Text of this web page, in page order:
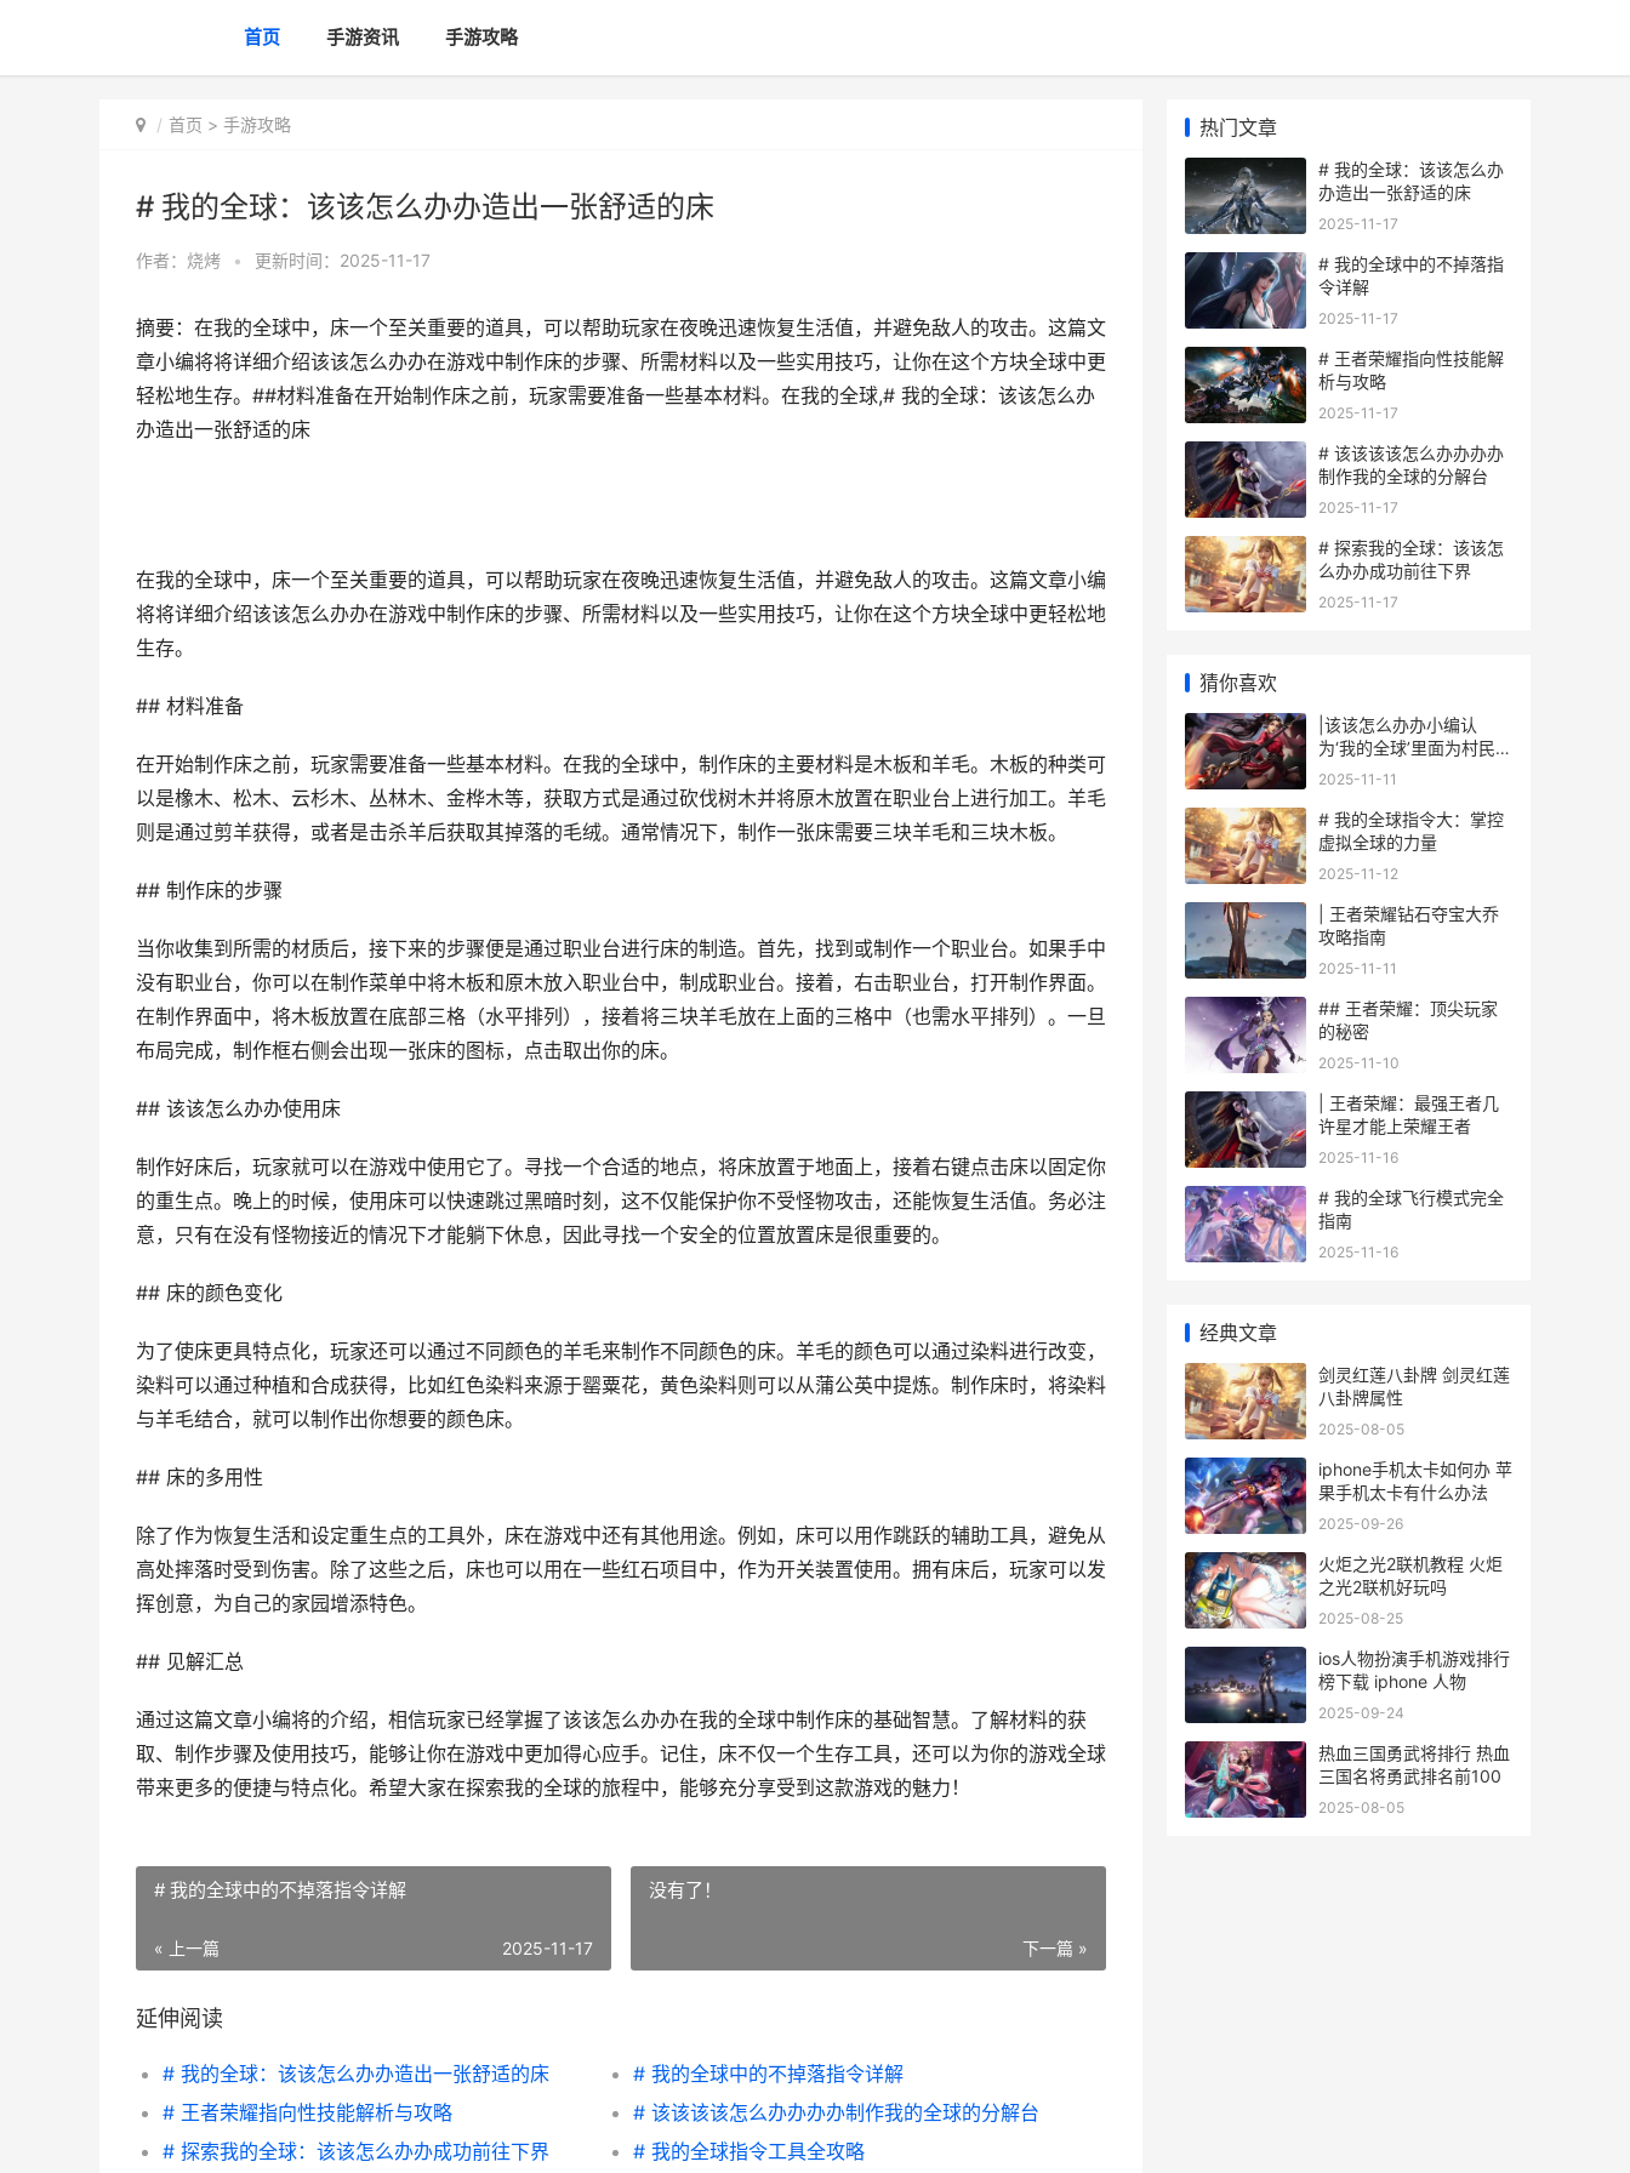
首页 手游资讯 手游攻略
首页 > 手游攻略
# 我的全球：该该怎么办办造出一张舒适的床
作者： 烧烤 • 更新时间：2025-11-17
摘要：在我的全球中，床一个至关重要的道具，可以帮助玩家在夜晚迅速恢复生活值，并避免敌人的攻击。这篇文
章小编将将详细介绍该该怎么办办在游戏中制作床的步骤、所需材料以及一些实用技巧，让你在这个方块全球中更
轻松地生存。##材料准备在开始制作床之前，玩家需要准备一些基本材料。在我的全球,# 我的全球：该该怎么办
办造出一张舒适的床
在我的全球中，床一个至关重要的道具，可以帮助玩家在夜晚迅速恢复生活值，并避免敌人的攻击。这篇文章小编
将将详细介绍该该怎么办办在游戏中制作床的步骤、所需材料以及一些实用技巧，让你在这个方块全球中更轻松地
生存。
## 材料准备
在开始制作床之前，玩家需要准备一些基本材料。在我的全球中，制作床的主要材料是木板和羊毛。木板的种类可
以是橡木、松木、云杉木、丛林木、金桦木等，获取方式是通过砍伐树木并将原木放置在职业台上进行加工。羊毛
则是通过剪羊获得，或者是击杀羊后获取其掉落的毛绒。通常情况下，制作一张床需要三块羊毛和三块木板。
## 制作床的步骤
当你收集到所需的材质后，接下来的步骤便是通过职业台进行床的制造。首先，找到或制作一个职业台。如果手中
没有职业台，你可以在制作菜单中将木板和原木放入职业台中，制成职业台。接着，右击职业台，打开制作界面。
在制作界面中，将木板放置在底部三格（水平排列），接着将三块羊毛放在上面的三格中（也需水平排列）。一旦
布局完成，制作框右侧会出现一张床的图标，点击取出你的床。
## 该该怎么办办使用床
制作好床后，玩家就可以在游戏中使用它了。寻找一个合适的地点，将床放置于地面上，接着右键点击床以固定你
的重生点。晚上的时候，使用床可以快速跳过黑暗时刻，这不仅能保护你不受怪物攻击，还能恢复生活值。务必注
意，只有在没有怪物接近的情况下才能躺下休息，因此寻找一个安全的位置放置床是很重要的。
## 床的颜色变化
为了使床更具特点化，玩家还可以通过不同颜色的羊毛来制作不同颜色的床。羊毛的颜色可以通过染料进行改变，
染料可以通过种植和合成获得，比如红色染料来源于罂粟花，黄色染料则可以从蒲公英中提炼。制作床时，将染料
与羊毛结合，就可以制作出你想要的颜色床。
## 床的多用性
除了作为恢复生活和设定重生点的工具外，床在游戏中还有其他用途。例如，床可以用作跳跃的辅助工具，避免从
高处摔落时受到伤害。除了这些之后，床也可以用在一些红石项目中，作为开关装置使用。拥有床后，玩家可以发
挥创意，为自己的家园增添特色。
## 见解汇总
通过这篇文章小编将的介绍，相信玩家已经掌握了该该怎么办办在我的全球中制作床的基础智慧。了解材料的获
取、制作步骤及使用技巧，能够让你在游戏中更加得心应手。记住，床不仅一个生存工具，还可以为你的游戏全球
带来更多的便捷与特点化。希望大家在探索我的全球的旅程中，能够充分享受到这款游戏的魅力！
# 我的全球中的不掉落指令详解
« 上一篇 2025-11-17
没有了！
下一篇 »
延伸阅读
# 我的全球：该该怎么办办造出一张舒适的床
# 我的全球中的不掉落指令详解
# 王者荣耀指向性技能解析与攻略
# 该该该该怎么办办办办制作我的全球的分解台
# 探索我的全球：该该怎么办办成功前往下界
# 我的全球指令工具全攻略
热门文章
# 我的全球：该该怎么办
办造出一张舒适的床
2025-11-17
# 我的全球中的不掉落指
令详解
2025-11-17
# 王者荣耀指向性技能解
析与攻略
2025-11-17
# 该该该该怎么办办办办
制作我的全球的分解台
2025-11-17
# 探索我的全球：该该怎
么办办成功前往下界
2025-11-17
猜你喜欢
|该该怎么办办小编认
为‘我的全球’里面为村民分
配职业|
2025-11-11
# 我的全球指令大：掌控
虚拟全球的力量
2025-11-12
| 王者荣耀钻石夺宝大乔
攻略指南
2025-11-11
## 王者荣耀：顶尖玩家
的秘密
2025-11-10
| 王者荣耀：最强王者几
许星才能上荣耀王者
2025-11-16
# 我的全球飞行模式完全
指南
2025-11-16
经典文章
剑灵红莲八卦牌 剑灵红莲
八卦牌属性
2025-08-05
iphone手机太卡如何办 苹
果手机太卡有什么办法
2025-09-26
火炬之光2联机教程 火炬
之光2联机好玩吗
2025-08-25
ios人物扮演手机游戏排行
榜下载 iphone 人物
2025-09-24
热血三国勇武将排行 热血
三国名将勇武排名前100
2025-08-05